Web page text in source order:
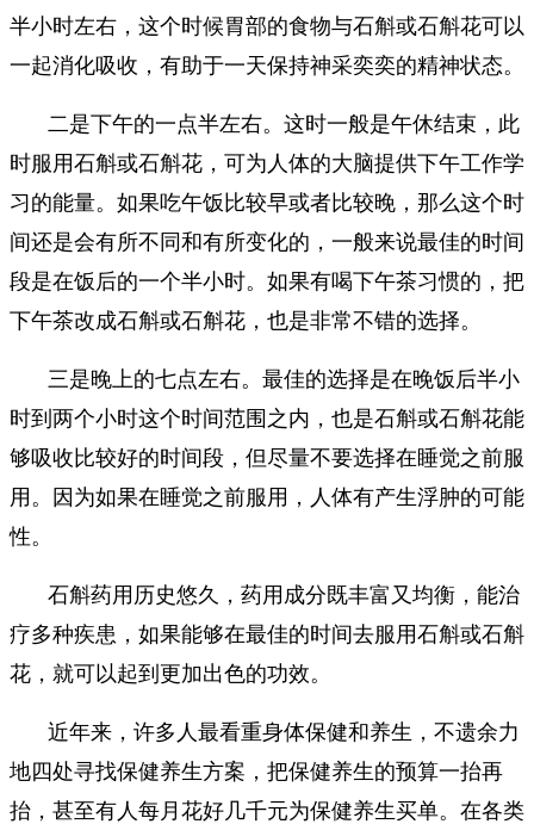
半小时左右，这个时候胃部的食物与石斛或石斛花可以
一起消化吸收，有助于一天保持神采奕奕的精神状态。
二是下午的一点半左右。这时一般是午休结束，此
时服用石斛或石斛花，可为人体的大脑提供下午工作学
习的能量。如果吃午饭比较早或者比较晚，那么这个时
间还是会有所不同和有所变化的，一般来说最佳的时间
段是在饭后的一个半小时。如果有喝下午茶习惯的，把
下午茶改成石斛或石斛花，也是非常不错的选择。
三是晚上的七点左右。最佳的选择是在晚饭后半小
时到两个小时这个时间范围之内，也是石斛或石斛花能
够吸收比较好的时间段，但尽量不要选择在睡觉之前服
用。因为如果在睡觉之前服用，人体有产生浮肿的可能
性。
石斛药用历史悠久，药用成分既丰富又均衡，能治
疗多种疾患，如果能够在最佳的时间去服用石斛或石斛
花，就可以起到更加出色的功效。
近年来，许多人最看重身体保健和养生，不遗余力
地四处寻找保健养生方案，把保健养生的预算一抬再
抬，甚至有人每月花好几千元为保健养生买单。在各类